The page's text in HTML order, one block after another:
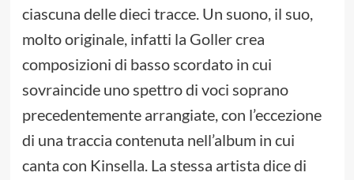
ciascuna delle dieci tracce. Un suono, il suo,
molto originale, infatti la Goller crea
composizioni di basso scordato in cui
sovraincide uno spettro di voci soprano
precedentemente arrangiate, con l’eccezione
di una traccia contenuta nell’album in cui
canta con Kinsella. La stessa artista dice di